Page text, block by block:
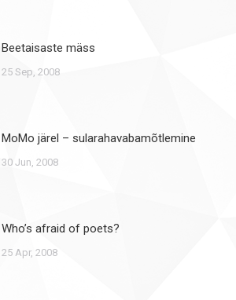
Beetaisaste mäss
25 Sep, 2008
MoMo järel – sularahavabamõtlemine
30 Jun, 2008
Who’s afraid of poets?
25 Apr, 2008